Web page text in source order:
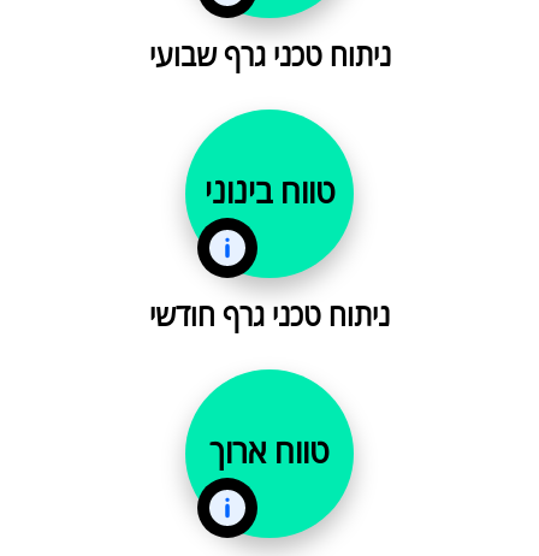
ניתוח טכני גרף שבועי
טווח בינוני
ניתוח טכני גרף חודשי
טווח ארוך